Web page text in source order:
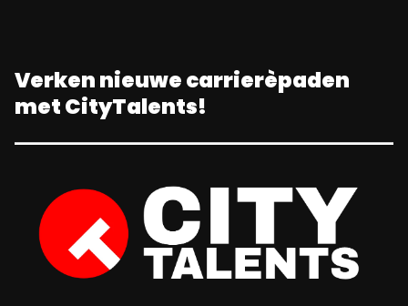
Verken nieuwe carrierèpaden
met CityTalents!